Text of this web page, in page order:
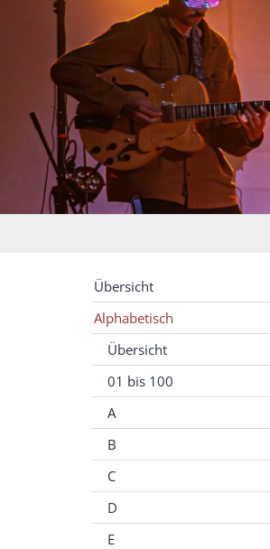
Übersicht
Alphabetisch
Übersicht
01 bis 100
A
B
C
D
E